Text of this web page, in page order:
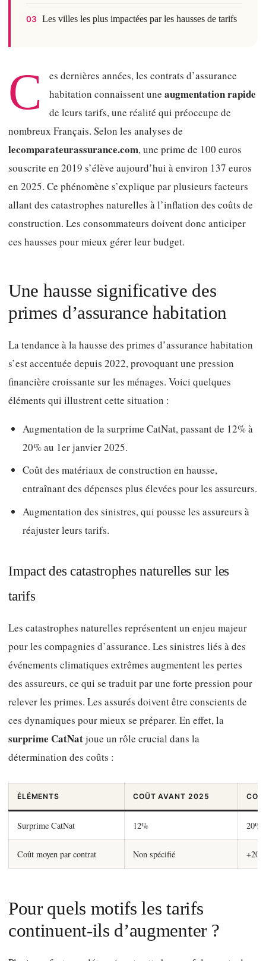
03 Les villes les plus impactées par les hausses de tarifs
C
es dernières années, les contrats d’assurance
habitation connaissent une augmentation rapide
de leurs tarifs, une réalité qui préoccupe de
nombreux Français. Selon les analyses de
lecomparateurassurance.com, une prime de 100 euros
souscrite en 2019 s’élève aujourd’hui à environ 137 euros
en 2025. Ce phénomène s’explique par plusieurs facteurs
allant des catastrophes naturelles à l’inflation des coûts de
construction. Les consommateurs doivent donc anticiper
ces hausses pour mieux gérer leur budget.
Une hausse significative des
primes d’assurance habitation
La tendance à la hausse des primes d’assurance habitation
s’est accentuée depuis 2022, provoquant une pression
financière croissante sur les ménages. Voici quelques
éléments qui illustrent cette situation :
Augmentation de la surprime CatNat, passant de 12% à
20% au 1er janvier 2025.
Coût des matériaux de construction en hausse,
entraînant des dépenses plus élevées pour les assureurs.
Augmentation des sinistres, qui pousse les assureurs à
réajuster leurs tarifs.
Impact des catastrophes naturelles sur les
tarifs
Les catastrophes naturelles représentent un enjeu majeur
pour les compagnies d’assurance. Les sinistres liés à des
événements climatiques extrêmes augmentent les pertes
des assureurs, ce qui se traduit par une forte pression pour
relever les primes. Les assurés doivent être conscients de
ces dynamiques pour mieux se préparer. En effet, la
surprime CatNatjoue un rôle crucial dans la
détermination des coûts :
ÉLÉMENTS COÛT AVANT 2025
Surprime CatNat 12% 20%
Coût moyen par contrat Non spécifié +20
Pour quels motifs les tarifs
continuent-ils d’augmenter ?